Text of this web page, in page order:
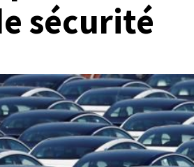
sécurité